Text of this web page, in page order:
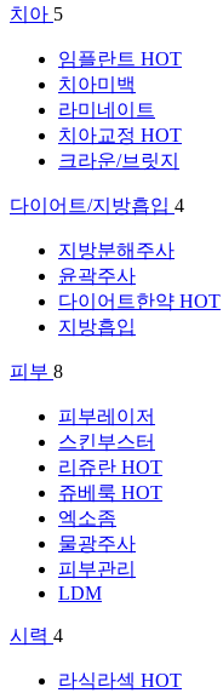
치아 5
임플란트 HOT
치아미백
라미네이트
치아교정 HOT
크라운/브릿지
다이어트/지방흡입 4
지방분해주사
윤곽주사
다이어트한약 HOT
지방흡입
피부 8
피부레이저
스킨부스터
리쥬란 HOT
쥬베룩 HOT
엑소좀
물광주사
피부관리
LDM
시력 4
라식라섹 HOT